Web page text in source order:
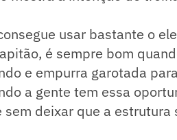
usar bastante o
é sempre bom
e empurra garotada
a gente tem essa
deixar que a estrutura